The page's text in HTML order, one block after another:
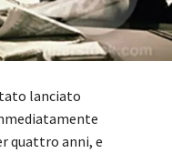
lanciato
quattro anni, e